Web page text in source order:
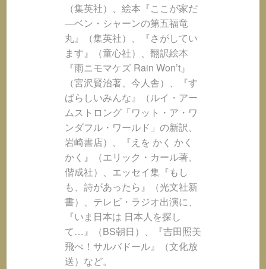
（集英社）、絵本『ここが家だ
—ベン・シャーンの第五福竜
丸』（集英社）、『さがしてい
ます』（童心社）、翻訳絵本
『雨ニモマケズ Rain Won’t』
（宮沢賢治著、今人舎）、『す
ばらしいみんな』（ルイ・アー
ムストロング「ワット・ア・ワ
ンダフル・ワールド」の新訳、
岩崎書店）、『えを かく かく
かく』（エリック・カール著、
偕成社）、エッセイ集『もし
も、詩があったら』（光文社新
書）、テレビ・ラジオ出演に、
『いま日本は 日本人を探し
て…』（BS朝日）、『吉田照美
飛べ！サルバドール』（文化放
送）など。